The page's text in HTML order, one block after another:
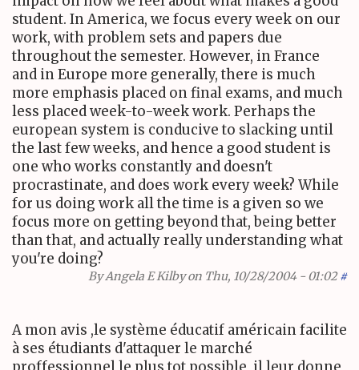
student. In America, we focus every week on our
work, with problem sets and papers due
throughout the semester. However, in France
and in Europe more generally, there is much
more emphasis placed on final exams, and much
less placed week-to-week work. Perhaps the
european system is conducive to slacking until
the last few weeks, and hence a good student is
one who works constantly and doesn't
procrastinate, and does work every week? While
for us doing work all the time is a given so we
focus more on getting beyond that, being better
than that, and actually really understanding what
you're doing?
ByAngela E Kilbyon Thu, 10/28/2004 - 01:02 #
A mon avis ,le système éducatif américain facilite
à ses étudiants d'attaquer le marché